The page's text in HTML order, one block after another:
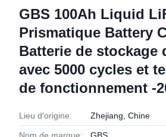
GBS 100Ah Liquid
Prismatique Battery
Batterie de stockage
avec 5000 cycles et
de fonctionnement -
Lieu d'origine: Zhejiang, Chine